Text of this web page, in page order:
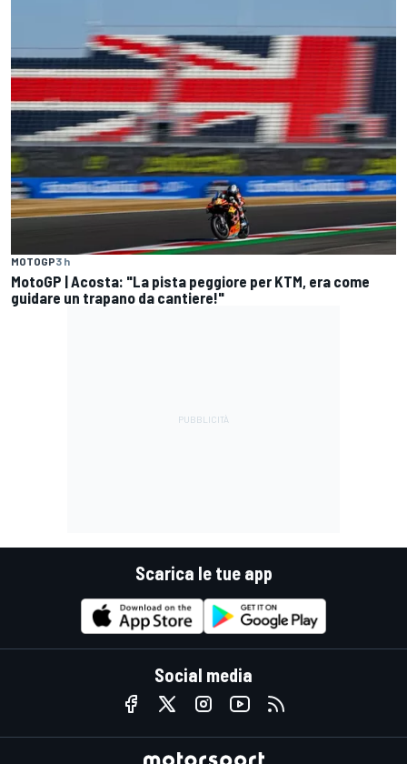
MOTOGP3 h
MotoGP | Acosta: "La pista peggiore per KTM, era come
guidare un trapano da cantiere!"
Scarica le tue app
Social media